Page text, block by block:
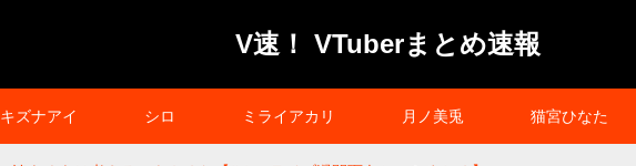
V速！ VTuberまとめ速報
キズナアイ シロ ミライアカリ 月ノ美兎 猫宮ひなた